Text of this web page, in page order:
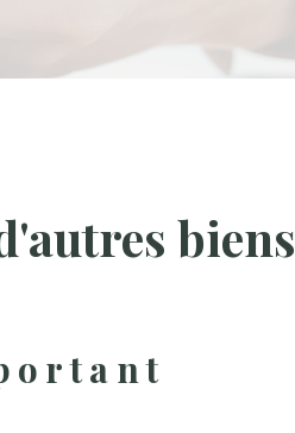
biens